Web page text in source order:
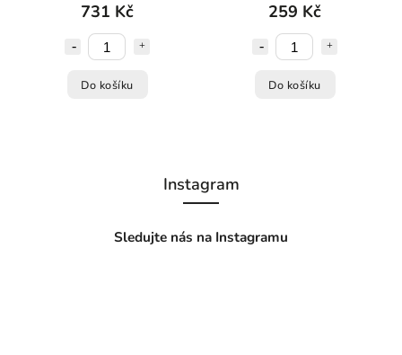
731 Kč
Do košíku
259 Kč
Do košíku
Instagram
Sledujte nás na Instagramu